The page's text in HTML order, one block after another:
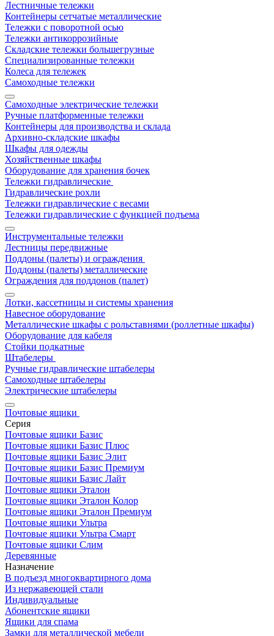
Лестничные тележки
Контейнеры сетчатые металлические
Тележки с поворотной осью
Тележки антикоррозийные
Складские тележки большегрузные
Специализированные тележки
Колеса для тележек
Самоходные тележки
Самоходные электрические тележки
Ручные платформенные тележки
Контейнеры для производства и склада
Архивно-складские шкафы
Шкафы для одежды
Хозяйственные шкафы
Оборудование для хранения бочек
Тележки гидравлические
Гидравлические рохли
Тележки гидравлические с весами
Тележки гидравлические с функцией подъема
Инструментальные тележки
Лестницы передвижные
Поддоны (палеты) и ограждения
Поддоны (палеты) металлические
Ограждения для поддонов (палет)
Лотки, кассетницы и системы хранения
Навесное оборудование
Металлические шкафы с рольставнями (роллетные шкафы)
Оборудование для кабеля
Стойки подкатные
Штабелеры
Ручные гидравлические штабелеры
Самоходные штабелеры
Электрические штабелеры
Почтовые ящики
Серия
Почтовые ящики Базис
Почтовые ящики Базис Плюс
Почтовые ящики Базис Элит
Почтовые ящики Базис Премиум
Почтовые ящики Базис Лайт
Почтовые ящики Эталон
Почтовые ящики Эталон Колор
Почтовые ящики Эталон Премиум
Почтовые ящики Ультра
Почтовые ящики Ультра Смарт
Почтовые ящики Слим
Деревянные
Назначение
В подъезд многоквартирного дома
Из нержавеющей стали
Индивидуальные
Абонентские ящики
Ящики для спама
Замки для металлической мебели